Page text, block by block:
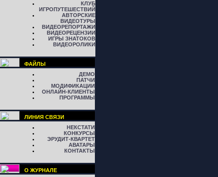
КЛУБ
ИГРОПУТЕШЕСТВИЙ
АВТОРСКИЕ
ВИДЕОТУРЫ
ВИДЕОРЕПОРТАЖИ
ВИДЕОРЕЦЕНЗИИ
ИГРЫ ЗНАТОКОВ
ВИДЕОРОЛИКИ
ФАЙЛЫ
ДЕМО
ПАТЧИ
МОДИФИКАЦИИ
ОНЛАЙН-КЛИЕНТЫ
ПРОГРАММЫ
ЛИНИЯ СВЯЗИ
НЕКСТАТИ
КОНКУРСЫ
ЭРУДИТ-КВАРТЕТ
АВАТАРЫ
КОНТАКТЫ
О ЖУРНАЛЕ